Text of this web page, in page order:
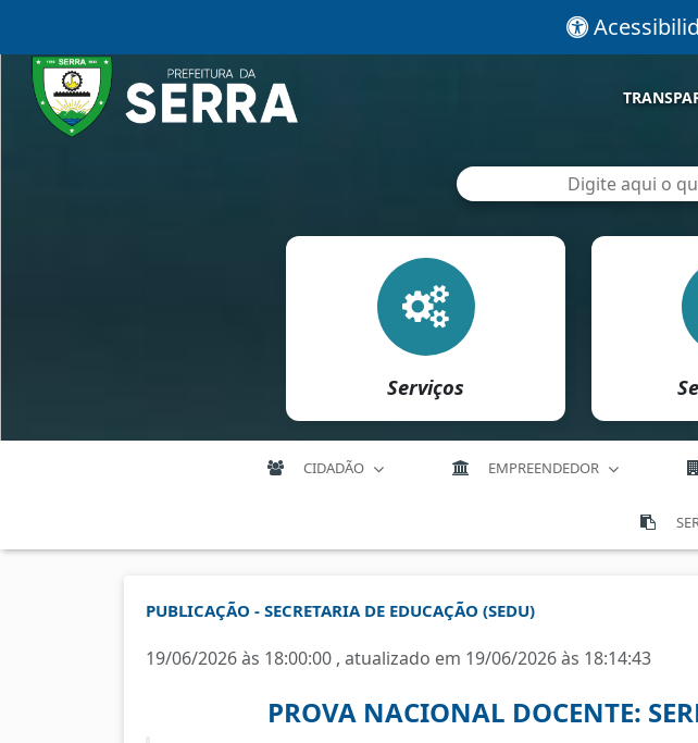
Serviços
CIDADÃO EMPREENDEDOR
PUBLICAÇÃO - SECRETARIA DE EDUCAÇÃO (SEDU)
19/06/2026 às 18:00:00 , atualizado em 19/06/2026 às 18:14:43
PROVA NACIONAL DOCENTE: